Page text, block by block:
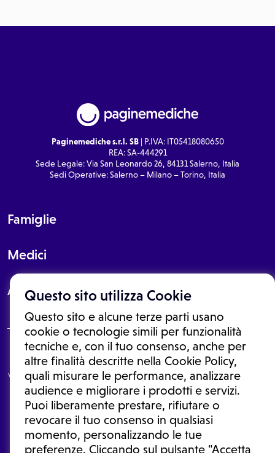
Questo sito utilizza Cookie
Questo sito e alcune terze parti usano
cookie o tecnologie simili per funzionalità
tecniche e, con il tuo consenso, anche per
altre finalità descritte nella Cookie Policy,
quali misurare le performance, analizzare
audience e migliorare i prodotti e servizi.
Puoi liberamente prestare, rifiutare o
revocare il tuo consenso in qualsiasi
momento, personalizzando le tue
preferenze. Cliccando sul pulsante "Accetta
Paginemediche s.r.l. SB| P.IVA: IT05418080650
REA: SA-444291
Sede Legale: Via San Leonardo 26, 84131 Salerno, Italia
Sedi Operative: Salerno – Milano – Torino, Italia
Famiglie
Medici
About
Le informazioni proposte in questo sito non sono un consulto medico.
In nessun caso, queste informazioni sostituiscono un consulto, una
visita o una diagnosi formulata dal medico. Non si devono considerare
le informazioni disponibili come suggerimenti per la formulazione di
una diagnosi, la determinazione di un trattamento o l'assunzione o
sospensione di un farmaco senza prima consultare un medico di
medicina generale o uno specialista.
Condizioni di utilizzo|Privacy Policy |Gestione cookie
Ⓒ 2026 | Tutti i diritti riservati.